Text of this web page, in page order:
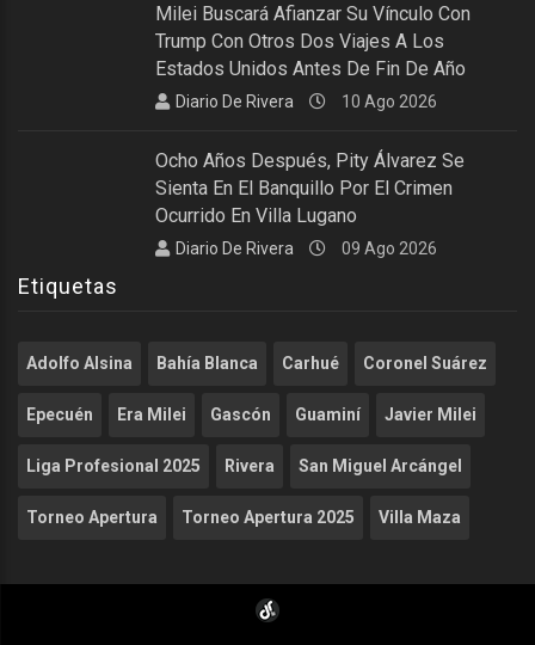
Milei Buscará Afianzar Su Vínculo Con
Trump Con Otros Dos Viajes A Los
Estados Unidos Antes De Fin De Año
Diario De Rivera 10 Ago 2026
Ocho Años Después, Pity Álvarez Se
Sienta En El Banquillo Por El Crimen
Ocurrido En Villa Lugano
Diario De Rivera 09 Ago 2026
Etiquetas
Adolfo Alsina Bahía Blanca Carhué Coronel Suárez
Epecuén Era Milei Gascón Guaminí Javier Milei
Liga Profesional 2025 Rivera San Miguel Arcángel
Torneo Apertura Torneo Apertura 2025 Villa Maza